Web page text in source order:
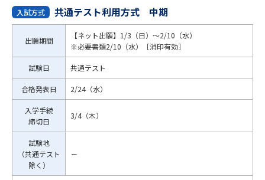
入試方式 共通テスト利用方式 中期
出願期間
【ネット出願】1/3（日）～2/10（水）
※必要書類2/10（水）［消印有効］
試験日 共通テスト
合格発表日 2/24（水）
入学手続
締切日
3/4（木）
試験地
（共通テスト
除く）
－